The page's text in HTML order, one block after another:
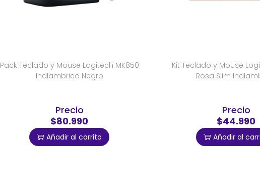
Pack Teclado y Mouse Logitech MK850
Inalambrico Negro
Precio
$80.990
Añadir al carrito
Kit Teclado y Mouse
Rosa Slim
Precio
$44.990
Añadir al